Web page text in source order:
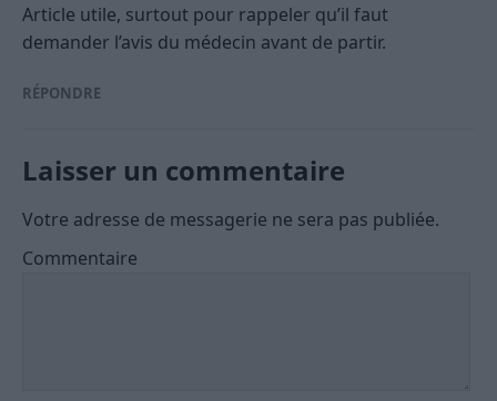
Article utile, surtout pour rappeler qu’il faut
demander l’avis du médecin avant de partir.
RÉPONDRE
Laisser un commentaire
Votre adresse de messagerie ne sera pas publiée.
Commentaire